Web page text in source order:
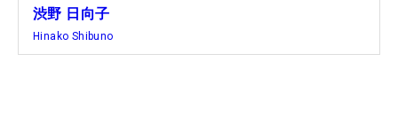
渋野 日向子
Hinako Shibuno